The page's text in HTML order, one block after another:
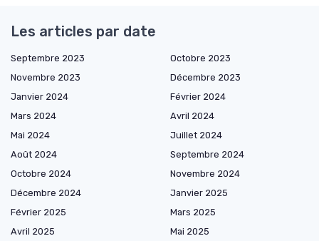
Les articles par date
Septembre 2023
Octobre 2023
Novembre 2023
Décembre 2023
Janvier 2024
Février 2024
Mars 2024
Avril 2024
Mai 2024
Juillet 2024
Août 2024
Septembre 2024
Octobre 2024
Novembre 2024
Décembre 2024
Janvier 2025
Février 2025
Mars 2025
Avril 2025
Mai 2025